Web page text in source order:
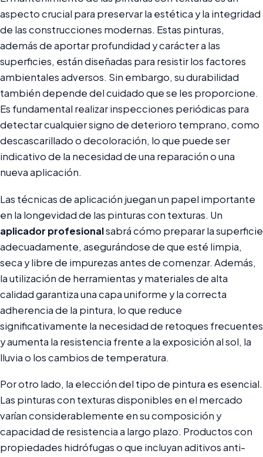
aspecto crucial para preservar la estética y la integridad
de las construcciones modernas. Estas pinturas,
además de aportar profundidad y carácter a las
superficies, están diseñadas para resistir los factores
ambientales adversos. Sin embargo, su durabilidad
también depende del cuidado que se les proporcione.
Es fundamental realizar inspecciones periódicas para
detectar cualquier signo de deterioro temprano, como
descascarillado o decoloración, lo que puede ser
indicativo de la necesidad de una reparación o una
nueva aplicación.
Las técnicas de aplicación juegan un papel importante
en la longevidad de las pinturas con texturas. Un
aplicador profesionalsabrá cómo preparar la superficie
adecuadamente, asegurándose de que esté limpia,
seca y libre de impurezas antes de comenzar. Además,
la utilización de herramientas y materiales de alta
calidad garantiza una capa uniforme y la correcta
adherencia de la pintura, lo que reduce
significativamente la necesidad de retoques frecuentes
y aumenta la resistencia frente a la exposición al sol, la
lluvia o los cambios de temperatura.
Por otro lado, la elección del tipo de pintura es esencial.
Las pinturas con texturas disponibles en el mercado
varían considerablemente en su composición y
capacidad de resistencia a largo plazo. Productos con
propiedades hidrófugas o que incluyan aditivos anti-